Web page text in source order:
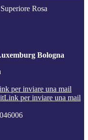
Rosa
Bologna
per inviare una mail
Link per inviare una mail